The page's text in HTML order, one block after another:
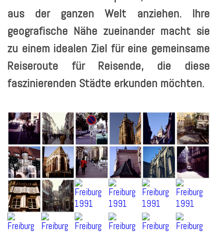
aus der ganzen Welt anziehen. Ihre
geografische Nähe zueinander macht sie
zu einem idealen Ziel für eine gemeinsame
Reiseroute für Reisende, die diese
faszinierenden Städte erkunden möchten.